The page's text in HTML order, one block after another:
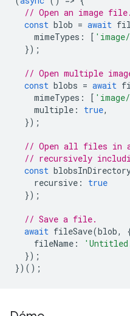
// Open an image file.
const blob = await
mimeTypes : [
});
// Open multiple
const blobs = await
mimeTypes : [
multiple : true,
});
// Open all files in
// recursively
const
recursive :
true
});
// Save a file.
await fileSave(blob,
fileName :
});
})();